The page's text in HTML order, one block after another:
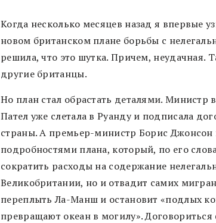
Когда несколько месяцев назад я впервые
новом британском плане борьбы с
решила, что это шутка. Причем, неудачная.
другие британцы.
Но план стал обрастать деталями. Министр
Пател уже слетала в Руанду и подписала
страны. А премьер-министр Борис Джонсон
подробностями плана, который, по его
сократить расходы на содержание
Великобритании, но и отвадит самих
переплыть Ла-Манш и остановит «подлых
превращают океан в могилу». Договориться